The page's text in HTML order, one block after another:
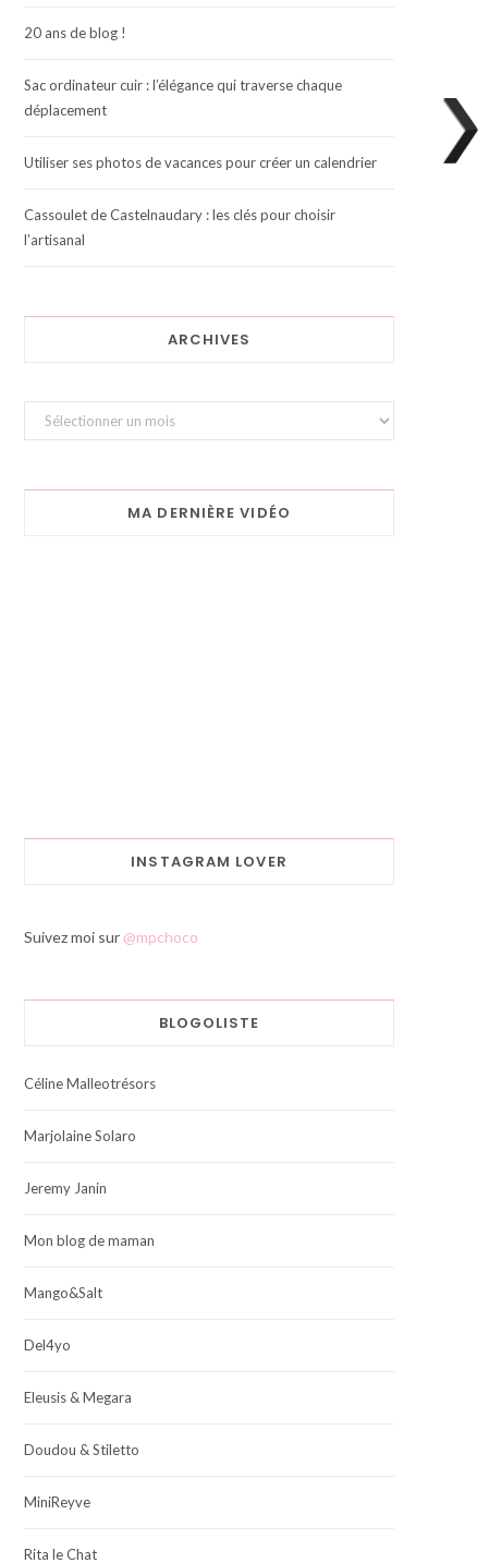
20 ans de blog !
Sac ordinateur cuir : l’élégance qui traverse chaque
déplacement
Utiliser ses photos de vacances pour créer un calendrier
Cassoulet de Castelnaudary : les clés pour choisir
l’artisanal
ARCHIVES
Archives
MA DERNIÈRE VIDÉO
INSTAGRAM LOVER
Suivez moi sur @mpchoco
BLOGOLISTE
Céline Malleotrésors
Marjolaine Solaro
Jeremy Janin
Mon blog de maman
Mango&Salt
Del4yo
Eleusis & Megara
Doudou & Stiletto
MiniReyve
Rita le Chat